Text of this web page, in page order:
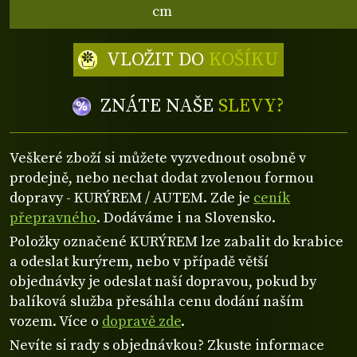
cm
ZNÁTE NAŠE SLEVY?
VLOŽIT DO KOŠÍKU
Veškeré zboží si můžete vyzvednout osobně v
prodejně, nebo nechat dodat zvolenou formou
dopravy - KURÝREM / AUTEM. Zde je ceník
přepravného. Dodáváme i na Slovensko.
Položky označené KURÝREM lze zabalit do krabice
a odeslat kurýrem, nebo v případě větší
objednávky je odeslat naší dopravou, pokud by
balíková služba přesáhla cenu dodání naším
vozem. Více o dopravě zde.
Nevíte si rady s objednávkou? Zkuste informace